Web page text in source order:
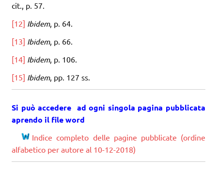
cit., p. 57.
[12] Ibidem, p. 64.
[13] Ibidem, p. 66.
[14] Ibidem, p. 106.
[15] Ibidem, pp. 127 ss.
Si può accedere ad ogni singola pagina pubblicata
aprendo il file word
Indice completo delle pagine pubblicate (ordine
alfabetico per autore al 10-12-2018)